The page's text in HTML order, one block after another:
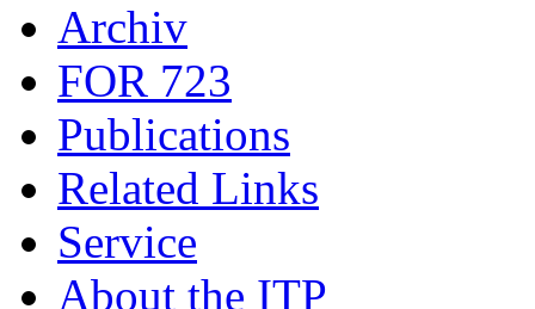
Archiv
FOR 723
Publications
Related Links
Service
About the ITP